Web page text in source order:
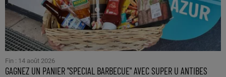
Fin : 14 août 2026
GAGNEZ UN PANIER "SPECIAL BARBECUE" AVEC SUPER U ANTIBES